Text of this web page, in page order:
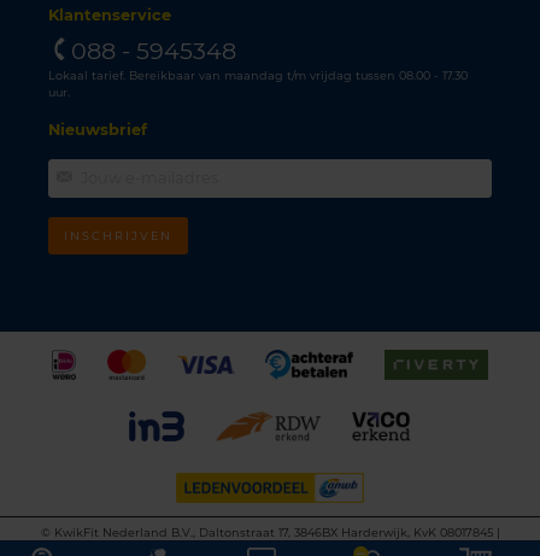
Klantenservice
088 - 5945348
Lokaal tarief. Bereikbaar van maandag t/m vrijdag tussen 08.00 - 17.30
uur.
Nieuwsbrief
INSCHRIJVEN
©
KwikFit Nederland B.V., Daltonstraat 17, 3846BX Harderwijk, KvK 08017845 |
Algemene voorwaarden
Privacyverklaring Cookiebeleid Disclaimer